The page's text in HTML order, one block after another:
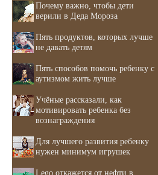
Почему важно, чтобы дети
верили в Деда Мороза
Пять продуктов, которых лучше
не давать детям
Пять способов помочь ребенку с
аутизмом жить лучше
Учёные рассказали, как
мотивировать ребенка без
вознаграждения
Для лучшего развития ребенку
нужен минимум игрушек
Lego откажется от нефти в